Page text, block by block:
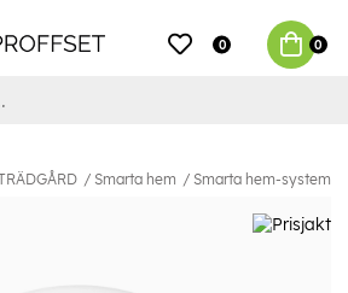
0 0
Smarta hem Smarta hem-system